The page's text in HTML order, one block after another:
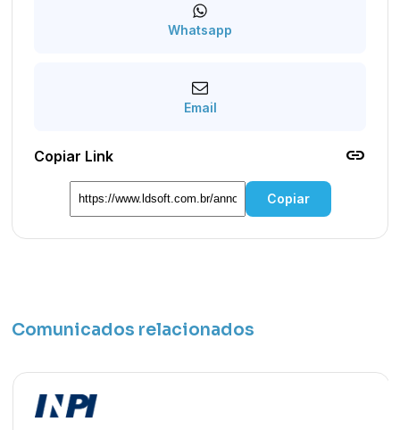
Whatsapp
Email
Copiar Link link
Copiar
Comunicados relacionados